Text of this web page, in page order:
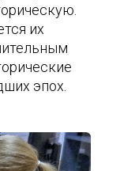
их
эпох.